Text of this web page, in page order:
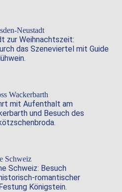
Neustadt
zur Weihnachtszeit:
das Szeneviertel mit Guide
Wackerbarth
mit Aufenthalt am
und Besuch des
Schweiz
Schweiz: Besuch
romantischer
Königstein.